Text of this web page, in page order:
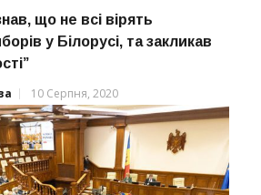
що не всі вірять
у Білорусі, та закликав
10 Серпня, 2020